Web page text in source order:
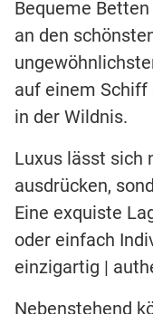
Bequeme
an den
auf einem
in der Wildnis.
Luxus lässt sich
ausdrücken,
Eine exquiste
oder einfach
einzigartig |
Nebenstehend